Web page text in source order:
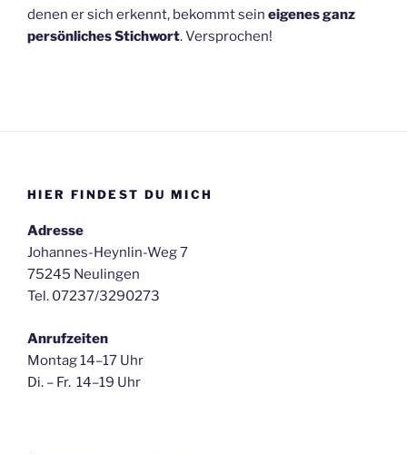
denen er sich erkennt, bekommt sein eigenes ganz
persönliches Stichwort. Versprochen!
HIER FINDEST DU MICH
Adresse
Johannes-Heynlin-Weg 7
75245 Neulingen
Tel. 07237/3290273
Anrufzeiten
Montag 14–17 Uhr
Di. – Fr. 14–19 Uhr